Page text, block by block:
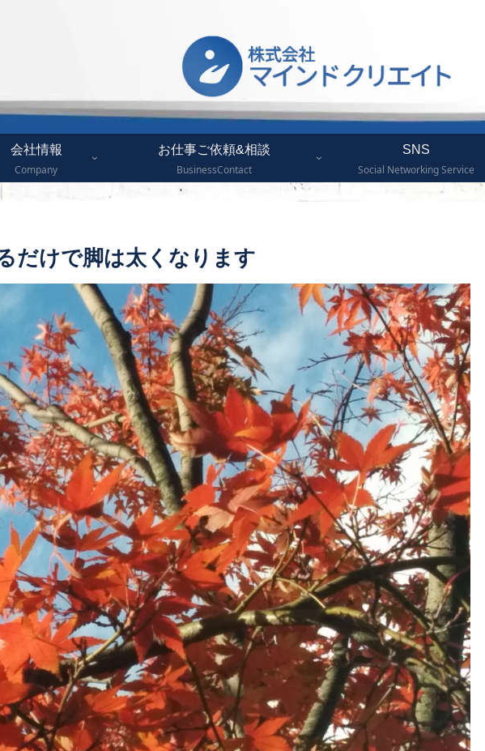
会社情報
Company
お仕事ご依頼&相談
BusinessContact
SNS
Social Networking Service
だけで脚は太くなります